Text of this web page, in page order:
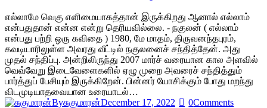
எல்லாமே வெகு எளிமையாகத்தான் இருக்கிறது ஆனால் எல்லாம்
என்பதுதான் என்ன என்று தெரியவில்லை. - நகுலன் ( எல்லாம்
என்பது பற்றி ஒரு கவிதை ) 1980, மே மாதம், திருவனந்தபுரம்,
கவடியாரிலுள்ள அவரது வீட்டில் நகுலனைச் சந்தித்தேன். அது
முதல் சந்திப்பு. அன்றிலிருந்து 2007 மார்ச் வரையான கால அளவில்
வெவ்வேறு இடைவேளைகளில் ஏழு முறை அவரைச் சந்தித்தும்
பார்த்துப் பேசியும் இருக்கிறேன். பின்னர் யோசிக்கும் போது மறந்து
விடமுடியாதவையான உரையாடல்…
Byசுகுமாரன்December 17, 2022 0Comments